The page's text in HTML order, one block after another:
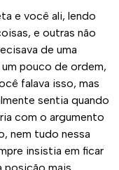
e você ali, lendo
e outras não
de uma
pouco de ordem,
falava isso, mas
sentia quando
com o argumento
nem tudo nessa
insistia em ficar